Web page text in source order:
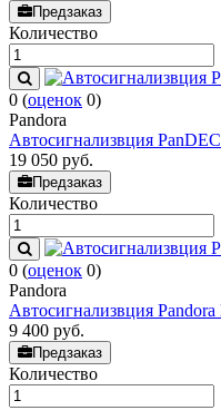
Предзаказ
Количество
0 (оценок 0)
Pandora
Автосигнализвция
19 050 руб.
Предзаказ
Количество
0 (оценок 0)
Pandora
Автосигнализвция
9 400 руб.
Предзаказ
Количество